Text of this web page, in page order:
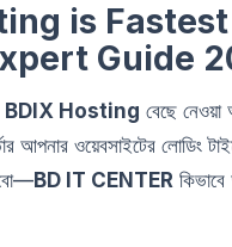
is
Guide
BDIX Hosting বেছে
আপনার ওয়েবসাইটের লোডিং
BD IT CENTER